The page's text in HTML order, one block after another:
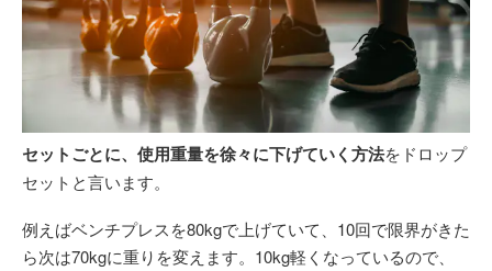
セットごとに、使用重量を徐々に下げていく方法をドロップ
セットと言います。
例えばベンチプレスを80kgで上げていて、10回で限界がきた
ら次は70kgに重りを変えます。10kg軽くなっているので、